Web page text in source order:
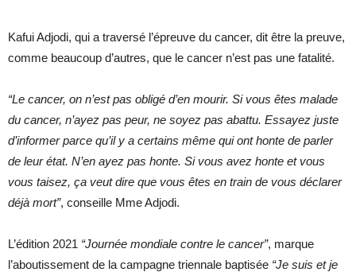
Kafui Adjodi, qui a traversé l’épreuve du cancer, dit être la preuve,
comme beaucoup d’autres, que le cancer n’est pas une fatalité.
“Le cancer, on n’est pas obligé d’en mourir. Si vous êtes malade
du cancer, n’ayez pas peur, ne soyez pas abattu. Essayez juste
d’informer parce qu’il y a certains même qui ont honte de parler
de leur état. N’en ayez pas honte. Si vous avez honte et vous
vous taisez, ça veut dire que vous êtes en train de vous déclarer
déjà mort”, conseille Mme Adjodi.
L’édition 2021 “Journée mondiale contre le cancer”, marque
l’aboutissement de la campagne triennale baptisée “Je suis et je